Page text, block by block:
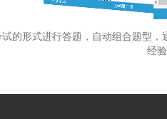
的形式进行答题，自动组合题型
经